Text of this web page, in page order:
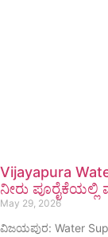
Vijayapura
ನೀರು ಪೂರೈಕೆಯಲ್ಲಿ
May 29, 2026
ವಿಜಯಪುರ: Water